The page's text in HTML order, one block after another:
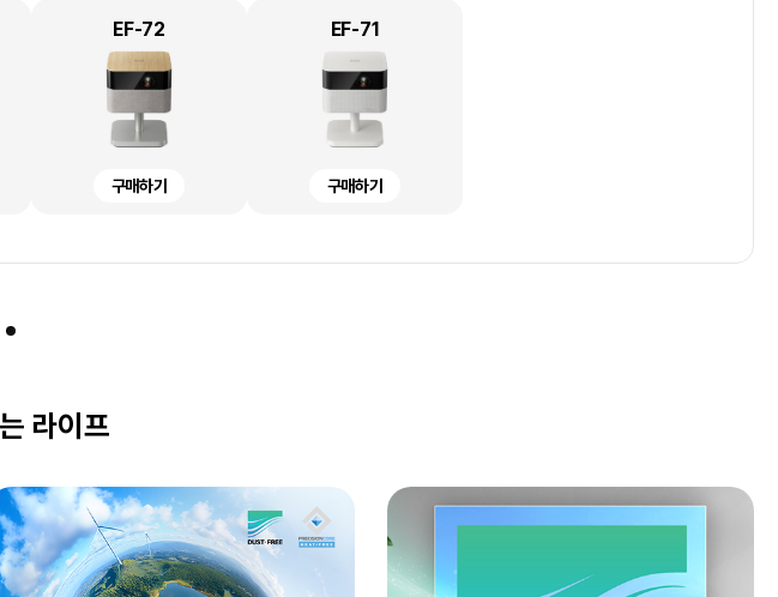
L18050
구매하기
L8160
구매하기
DS-C320W
구매하기
DS-C490
구매하기
ST12K-PX SGR12MB-PX
EF-72
구매하기
EF-71
구매하기
라이프